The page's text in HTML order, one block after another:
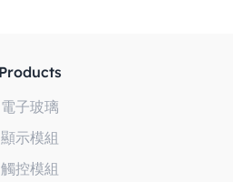
Products
電子玻璃
顯示模組
觸控模組